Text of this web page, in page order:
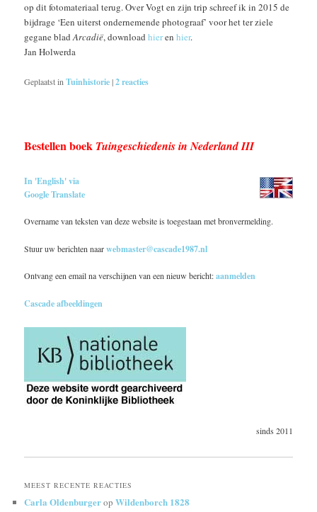
op dit fotomateriaal terug. Over Vogt en zijn trip schreef ik in 2015 de
bijdrage ‘Een uiterst ondernemende photograaf’ voor het ter ziele
gegane bladArcadië, downloadhierenhier.
Jan Holwerda
Geplaatst in Tuinhistorie|2reacties
Bestellen boek Tuingeschiedenis in Nederland III
In 'English' via
Google Translate
Overname van teksten van deze website is toegestaan met bronvermelding.
Stuur uw berichten naarwebmaster@cascade1987.nl
Ontvang een email na verschijnen van een nieuw bericht:aanmelden
Cascade afbeeldingen
sinds 2011
MEEST RECENTE REACTIES
Carla OldenburgeropWildenborch 1828